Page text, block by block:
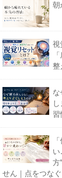
朝
視
整
な
習
い
方
せん｜点をつな